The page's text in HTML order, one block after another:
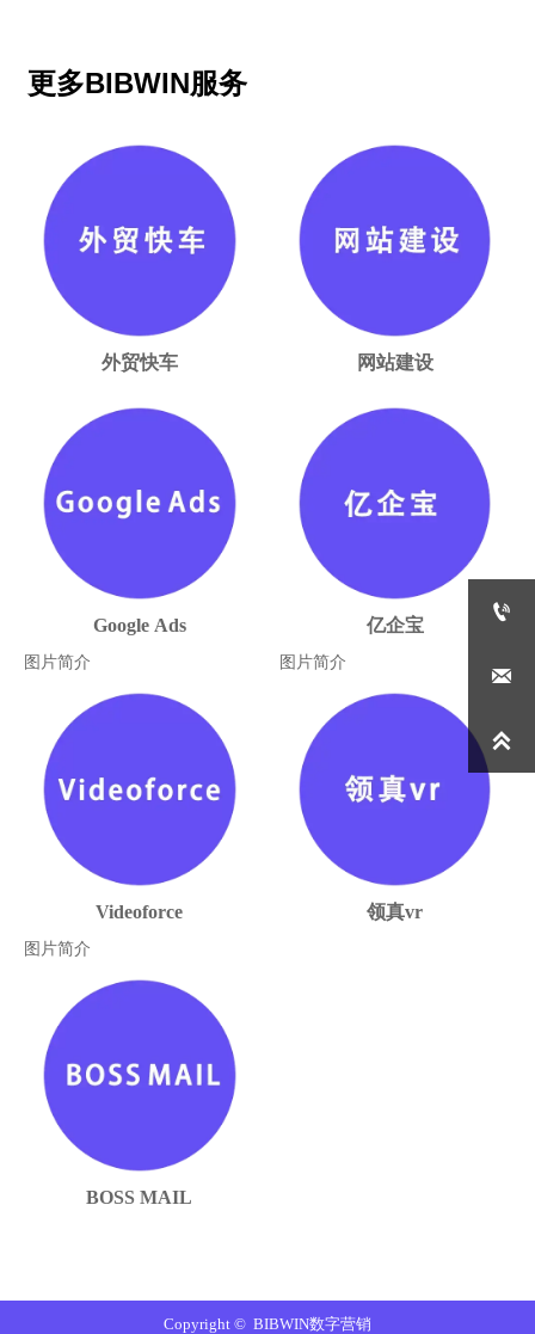
更多BIBWIN服务
外贸快车 网站建设
Google Ads
图片简介
亿企宝
图片简介
Videoforce
图片简介
领真vr
BOSS MAIL
Copyright © BIBWIN数字营销


